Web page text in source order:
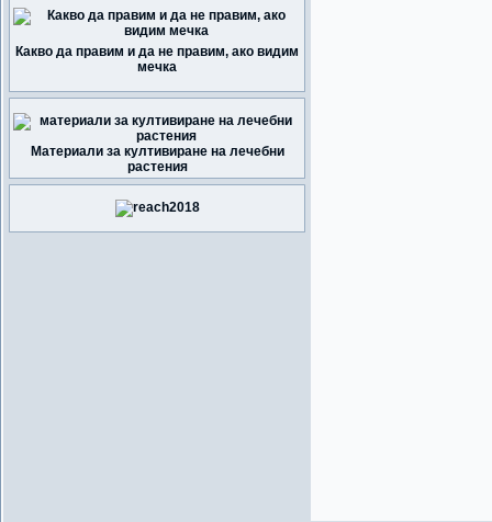
Какво да правим и да не правим, ако видим
мечка
Материали за култивиране на лечебни
растения